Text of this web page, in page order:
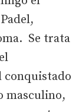
Se trata
conquistado
masculino,